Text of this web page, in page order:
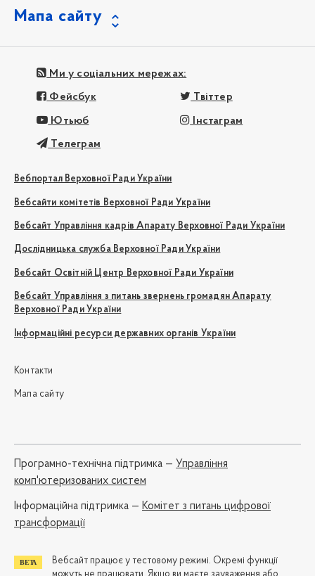
Мапа сайту
Ми у соціальних мережах:
Фейсбук Твіттер
Ютьюб Інстаграм
Телеграм
Вебпортал Верховної Ради України
Вебсайти комітетів Верховної Ради України
Вебсайт Управління кадрів Апарату Верховної Ради України
Дослідницька служба Верховної Ради України
Вебсайт Освітній Центр Верховної Ради України
Вебсайт Управління з питань звернень громадян Апарату
Верховної Ради України
Інформаційні ресурси державних органів України
Контакти
Мапа сайту
Програмно-технічна підтримка — Управління
комп'ютеризованих систем
Iнформаційна підтримка — Комітет з питань цифрової
трансформації
Вебсайт працює у тестовому режимі. Окремі функції